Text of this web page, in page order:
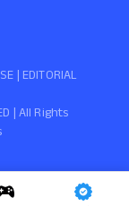
| All Rights
| EDITORIAL